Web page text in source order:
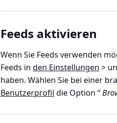
Feeds aktivieren
Wenn Sie Feeds verwenden
Feeds in den Einstellungen >
haben. Wählen Sie bei einer
Benutzerprofil die Option “